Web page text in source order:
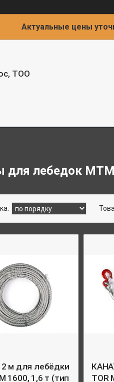
Актуальные цены
ТОО
для лебедок MTM
м для лебёдки
1600, 1,6 т (тип
TOR